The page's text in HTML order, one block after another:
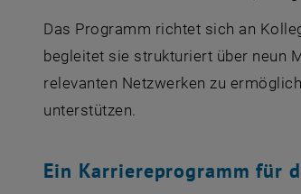
Das Programm richtet sich an
begleitet sie strukturiert über neun
relevanten Netzwerken zu
unterstützen.
Ein Karriereprogramm für